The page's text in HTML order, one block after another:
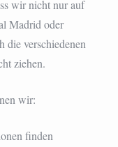
wir nicht nur auf
Madrid oder
die verschiedenen
ziehen.
wir:
finden